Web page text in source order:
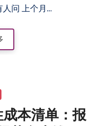
人问 上个月…
本清单：报